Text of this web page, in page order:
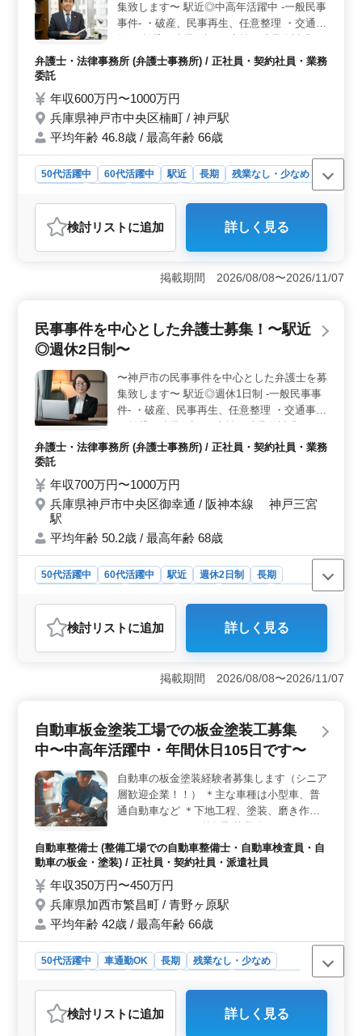
代の採用実績があります。ベテラン層が活躍中であり、
これまでの経験を活かしてスキルを伸ばせる環境が整っ
ています。
集致します〜 駅近◎中高年活躍中 -一般民事
事件- ・破産、民事再生、任意整理 ・交通事
不動産問題 ・売買代金請求 ・B型肝炎訴訟
者の虐待 ・高齢者・障害者の財産管理 解決
のための方法が見つかるかもしれません相談
してみてください！ 現在50歳以上も活躍し
ている企業です。 ぜひ今までの経験を活か
して頂ける方のご応募お待ちしております♪
弁護士・法律事務所 (弁護士事務所) / 正社員・契約社員・業務
委託
年収600万円〜1000万円
兵庫県神戸市中央区楠町 / 神戸駅
平均年齢 46.8歳 / 最高年齢 66歳
50代活躍中 60代活躍中 駅近 長期
残業なし・少なめ
おすすめポイント
＜中高年活躍中のアクセント＞ 神戸市の中心部に位置
する当法事務所は、中高年の方々が活躍できる環境を提
供しています。駅近の便利な立地で、経験を生かして更
案件＞ 弁護士として、破産、任意整理、交通事故、賃
貸、未払い残業代請求、不動産問題、売買代金請求、B型
す。解決のための方法を見つけ出し、クライアントの信
頼を築くことができます。 ＜経験を活かす環境＞
現在、50歳以上の方々も活躍中で、経験豊富な方々の経
験値を尊重した採用をしています。企業の成功に貢献
し、自身の専門性を高める絶好の機会です。ぜひ今まで
の経験を活かして、解決に向けて力を貸してください。
検討リスト に追加 詳しく見る
掲載期間 2026/08/08〜2026/11/07
民事事件を中心とした弁護士募集！〜駅近
◎週休2日制〜
〜神戸市の民事事件を中心とした弁護士を募
集致します〜 駅近◎週休1日制 -一般民事事
件- ・破産、民事再生、任意整理 ・交通事故
・賃貸、連帯保証 ・未払い残業代請求 ・不
動産問題 ・売買代金請求 ・B型肝炎訴訟 ・
の虐待 ・高齢者・障害者の財産管理 円滑に
全力で解決に努めております！ 現在50歳以
経験を活かして頂ける方のご応募お待ちして
おります☆
弁護士・法律事務所 (弁護士事務所) / 正社員・契約社員・業務
委託
年収700万円〜1000万円
兵庫県神戸市中央区御幸通 / 阪神本線 神戸三宮
駅
平均年齢 50.2歳 / 最高年齢 68歳
50代活躍中 60代活躍中 駅近 週休2日制
長期
業務委託
おすすめポイント
＜専門性の強化＞ 当弁護士事務所は、民事事件を得意
とし、破産や交通事故など幅広い分野に精通していま
す。経験豊富な法律専門家が円滑かつ確実に解決に導き
週休2日制の労働環境が整っており、残業は少なめです。
50代以上も活躍中なので、経験者にとって理想的な職場
中できる環境が整っています。 ＜信頼性と安定性
＞ 弁護士費用は事務所負担可能で、社会保険完備など
充実の待遇が用意されています。給与も年収700万円〜
1500万円程度で、安定感のある企業でのキャリアを築く
絶好の機会です。
検討リスト に追加 詳しく見る
掲載期間 2026/08/08〜2026/11/07
自動車板金塗装工場での板金塗装工募集
中〜中高年活躍中・年間休日105日です〜
自動車の板金塗装経験者募集します（シニア
層歓迎企業！！） ＊主な車種は小型車、普
通自動車など ＊下地工程、塗装、磨き作業
ング業務、部品交換、納車引取など 今まで
の経験を活かして頂ける方・安定したお仕事
る企業です、車体整備士資格保有者優遇致し
ます 皆様のご応募お待ちしております。
自動車整備士 (整備工場での自動車整備士・自動車検査員・自
動車の板金・塗装) / 正社員・契約社員・派遣社員
年収350万円〜450万円
兵庫県加西市繁昌町 / 青野ヶ原駅
平均年齢 42歳 / 最高年齢 66歳
50代活躍中 車通勤OK 長期
残業なし・少なめ
おすすめポイント
【自動車板金塗装工募集】 中高年の方も活躍中の自動
検討リスト に追加 詳しく見る